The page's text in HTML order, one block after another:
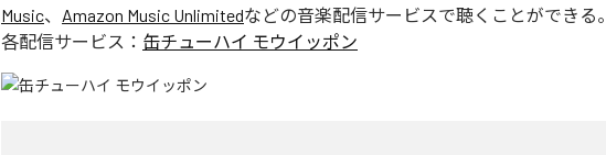
Music、 Amazon Music Unlimitedなどの音楽配信サービスで聴くことができる。
各配信サービス： 缶チューハイ モウイッポン